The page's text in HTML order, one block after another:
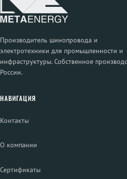
Производитель шинопровода и
электротехники для промышленности и
инфраструктуры. Собственное
России.
НАВИГАЦИЯ
Контакты
О компании
Сертификаты